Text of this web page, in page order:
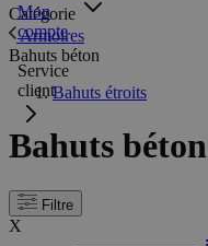
Mon
compte
Service
client
Catégorie
Armoires
Bahuts béton
Bahuts étroits
Bahuts béton
Filtre
X